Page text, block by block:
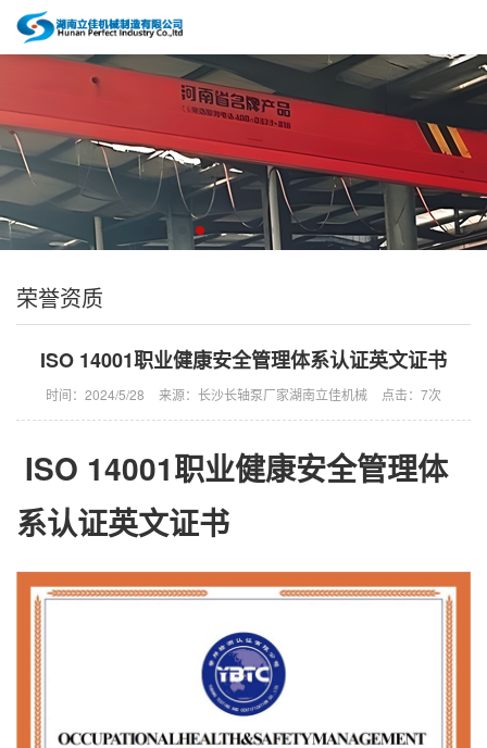
荣誉资质
ISO 14001职业健康安全管理体系认证英文证书
时间：2024/5/28 来源：长沙长轴泵厂家湖南立佳机械 点击： 7次
ISO 14001职业健康安全管理体
系认证英文证书